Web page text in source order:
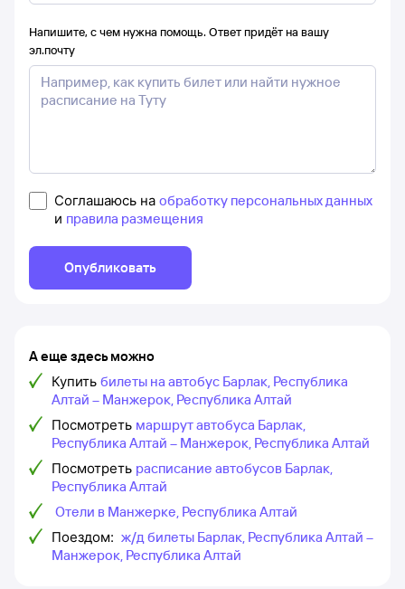
Напишите, с чем нужна помощь. Ответ придёт на вашу
эл.почту
Соглашаюсь на обработку персональных данных
и правила размещения
Опубликовать
А еще здесь можно
Купить билеты на автобус Барлак, Республика
Алтай – Манжерок, Республика Алтай
Посмотреть маршрут автобуса Барлак,
Республика Алтай – Манжерок, Республика Алтай
Посмотреть расписание автобусов Барлак,
Республика Алтай
Отели в Манжерке, Республика Алтай
Поездом: ж/д билеты Барлак, Республика Алтай –
Манжерок, Республика Алтай